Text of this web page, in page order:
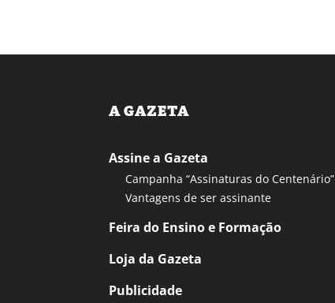
A GAZETA
Assine a Gazeta
Campanha “Assinaturas do Centenário”
Vantagens de ser assinante
Feira do Ensino e Formação
Loja da Gazeta
Publicidade